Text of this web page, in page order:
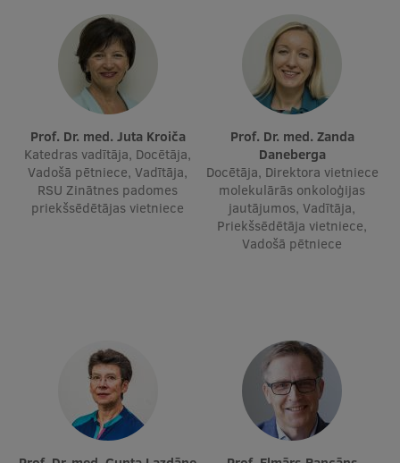
Muzeji un ekspozīcijas
Ģerbonis
Reitingi
Virtuālā tūre
Mūžizglītība
Prof. Dr. med. Juta Kroiča
Katedras vadītāja, Docētāja,
Vadošā pētniece, Vadītāja,
RSU Zinātnes padomes
priekšsēdētājas vietniece
Prof. Dr. med. Zanda
Daneberga
Docētāja, Direktora vietniece
molekulārās onkoloģijas
jautājumos, Vadītāja,
Priekšsēdētāja vietniece,
Vadošā pētniece